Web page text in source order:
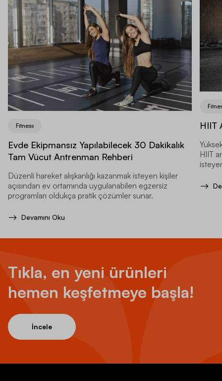
Fitness
Evde Ekipmansız Yapılabilecek 30 Dakikalık
Tam Vücut Antrenman Rehberi
Düzenli hareket alışkanlığı kazanmak isteyen kişiler
açısından ev ortamında uygulanabilen egzersiz
programları oldukça pratik çözümler sunar.
Devamını Oku
HIIT
HIIT
Tıkla, en yeni ürünleri
hemen keşfetmeye başla!
İncele